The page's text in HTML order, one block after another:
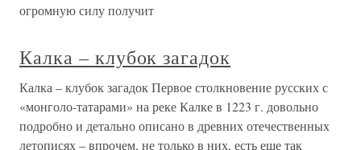
огромную силу получит
Калка – клубок загадок
Калка – клубок загадок Первое столкновение русских с
«монголо-татарами» на реке Калке в 1223 г. довольно
подробно и детально описано в древних отечественных
летописях – впрочем, не только в них, есть еще так